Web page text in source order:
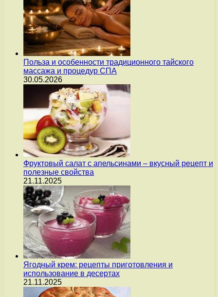
Польза и особенности традиционного тайского
массажа и процедур СПА
30.05.2026
Фруктовый салат с апельсинами – вкусный рецепт и
полезные свойства
21.11.2025
Ягодный крем: рецепты приготовления и
использование в десертах
21.11.2025